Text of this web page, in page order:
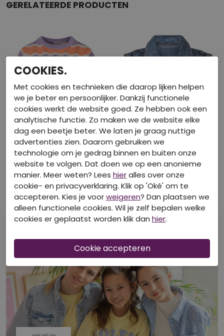
GERELATEERDE PRODUCTEN
50% Korting
D-ZINE
Z90270/Jolie LILA
Truien
€ 12,50
€ 24,99
Basis
D-ZINE
Gilets
€ 24,99
COOKIES.
Met cookies en technieken die daarop lijken helpen
we je beter en persoonlijker. Dankzij functionele
cookies werkt de website goed. Ze hebben ook een
analytische functie. Zo maken we de website elke
dag een beetje beter. We laten je graag nuttige
advertenties zien. Daarom gebruiken we
technologie om je gedrag binnen en buiten onze
website te volgen. Dat doen we op een anonieme
manier. Meer weten? Lees hieralles over onze
cookie- en privacyverklaring. Klik op 'Oké' om te
accepteren. Kies je voorweigeren? Dan plaatsen we
alleen functionele cookies. Wil je zelf bepalen welke
cookies er geplaatst worden klik dan hier.